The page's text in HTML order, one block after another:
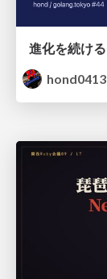
hond0413